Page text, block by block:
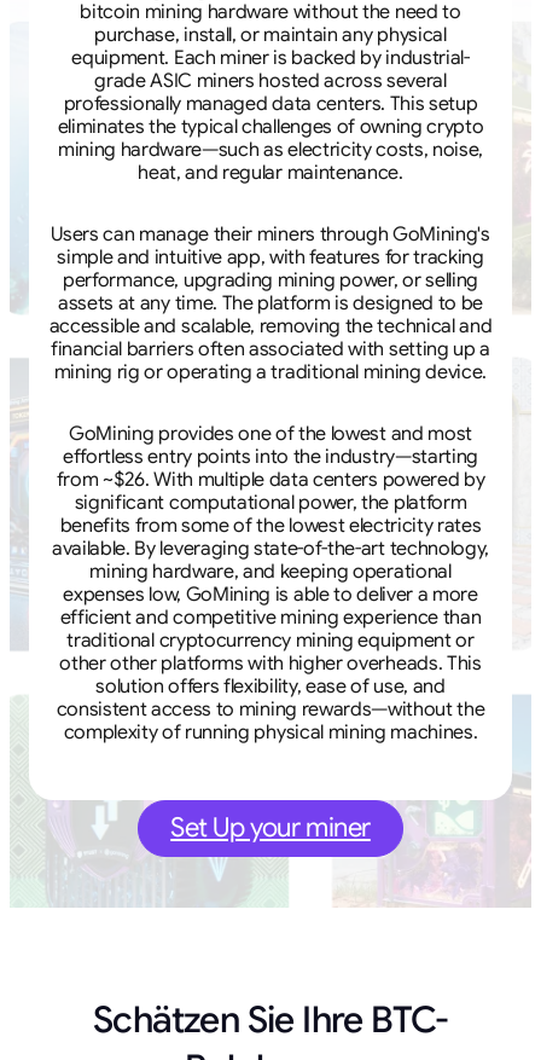
bitcoin mining hardware without the need to
purchase, install, or maintain any physical
equipment. Each miner is backed by industrial-
grade ASIC miners hosted across several
professionally managed data centers. This setup
eliminates the typical challenges of owning crypto
mining hardware—such as electricity costs, noise,
heat, and regular maintenance.
Users can manage their miners through GoMining's
simple and intuitive app, with features for tracking
performance, upgrading mining power, or selling
assets at any time. The platform is designed to be
accessible and scalable, removing the technical and
financial barriers often associated with setting up a
mining rig or operating a traditional mining device.
GoMining provides one of the lowest and most
effortless entry points into the industry—starting
from ~$26. With multiple data centers powered by
significant computational power, the platform
benefits from some of the lowest electricity rates
available. By leveraging state-of-the-art technology,
mining hardware, and keeping operational
expenses low, GoMining is able to deliver a more
efficient and competitive mining experience than
traditional cryptocurrency mining equipment or
other other platforms with higher overheads. This
solution offers flexibility, ease of use, and
consistent access to mining rewards—without the
complexity of running physical mining machines.
Set Up your miner
Schätzen Sie Ihre BTC-